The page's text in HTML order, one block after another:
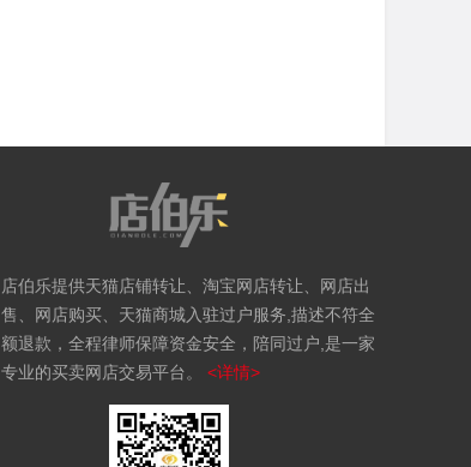
店伯乐提供天猫店铺转让、淘宝网店转让、网店出
售、网店购买、天猫商城入驻过户服务,描述不符全
额退款，全程律师保障资金安全，陪同过户,是一家
专业的买卖网店交易平台。 <详情>